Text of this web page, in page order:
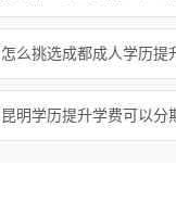
怎么挑选成都成人学历提
昆明学历提升学费可以分